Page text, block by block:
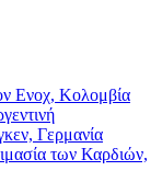
Ενοχ, Κολομβία
Γερμανία
των Καρδιών,